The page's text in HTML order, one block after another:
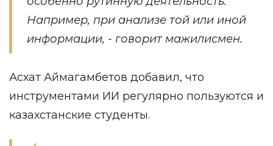
Например, при анализе той или иной
информации, - говорит мажилисмен.
Асхат Аймагамбетов добавил, что
инструментами ИИ регулярно пользуются и
казахстанские студенты.